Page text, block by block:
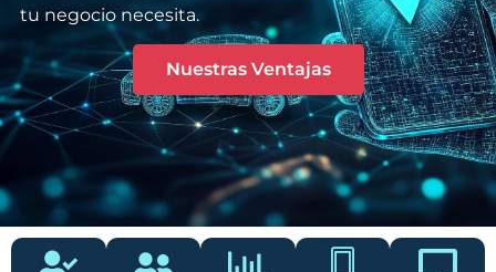
tu negocio necesita.
Nuestras Ventajas